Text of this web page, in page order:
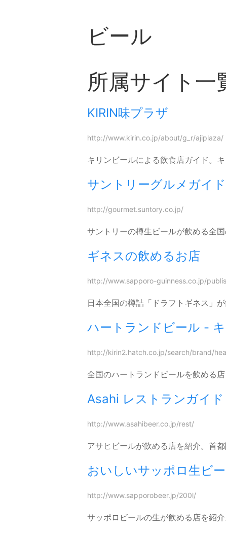
ビール
所属サイト一
KIRIN味プラザ
http://www.kirin.co.jp/about/g_r/ajiplaza/
キリンビールによる飲食店ガイド。
サントリーグルメガイド
http://gourmet.suntory.co.jp/
サントリーの樽生ビールが飲める全
ギネスの飲めるお店
http://www.sapporo-guinness.co.jp/
日本全国の樽詰「ドラフトギネス」
ハートランドビール -
http://kirin2.hatch.co.jp/search/brand/
全国のハートランドビールを飲める
Asahi レストランガイド
http://www.asahibeer.co.jp/rest/
アサヒビールが飲める店を紹介。首
おいしいサッポロ生ビ
http://www.sapporobeer.jp/200l/
サッポロビールの生が飲める店を紹